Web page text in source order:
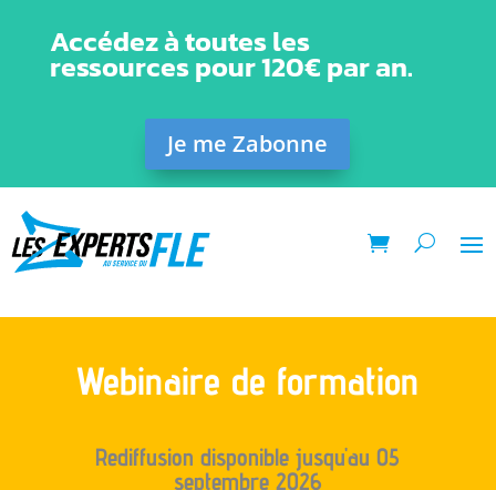
Accédez à toutes les
ressources pour 120€ par an.
Je me Zabonne
Webinaire de formation
Rediffusion disponible jusqu'au 05
septembre 2026